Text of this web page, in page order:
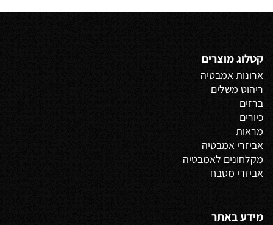
קטלוג מוצרים
ארונות אמבטיה
ריהוט משלים
ברזים
כיורים
מראות
אביזרי אמבטיה
מקלחונים לאמבטיה
אביזרי מטבח
מידע באתר